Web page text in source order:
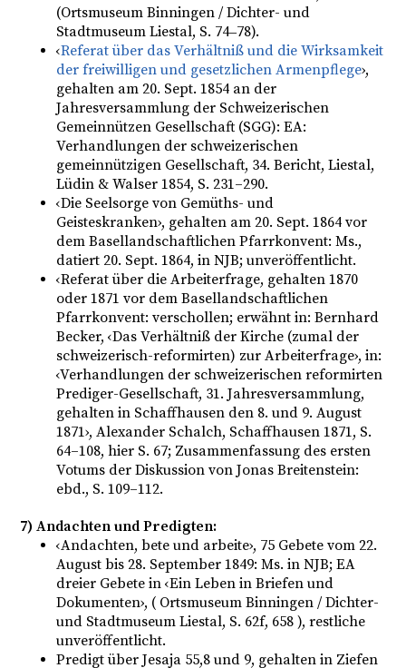
(Ortsmuseum Binningen / Dichter- und
Stadtmuseum Liestal, S. 74‒78).
‹Referat über das Verhältniß und die Wirksamkeit
der freiwilligen und gesetzlichen Armenpflege›,
gehalten am 20. Sept. 1854 an der
Jahresversammlung der Schweizerischen
Gemeinnützen Gesellschaft (SGG): EA:
Verhandlungen der schweizerischen
gemeinnützigen Gesellschaft, 34. Bericht, Liestal,
Lüdin & Walser 1854, S. 231–290.
‹Die Seelsorge von Gemüths- und
Geisteskranken›, gehalten am 20. Sept. 1864 vor
dem Basellandschaftlichen Pfarrkonvent: Ms.,
datiert 20. Sept. 1864, in NJB; unveröffentlicht.
‹Referat über die Arbeiterfrage, gehalten 1870
oder 1871 vor dem Basellandschaftlichen
Pfarrkonvent: verschollen; erwähnt in: Bernhard
Becker, ‹Das Verhältniß der Kirche (zumal der
schweizerisch-reformirten) zur Arbeiterfrage›, in:
‹Verhandlungen der schweizerischen reformirten
Prediger-Gesellschaft, 31. Jahresversammlung,
gehalten in Schaffhausen den 8. und 9. August
1871›, Alexander Schalch, Schaffhausen 1871, S.
64–108, hier S. 67; Zusammenfassung des ersten
Votums der Diskussion von Jonas Breitenstein:
ebd., S. 109–112.
7) Andachten und Predigten:
‹Andachten, bete und arbeite›, 75 Gebete vom 22.
August bis 28. September 1849: Ms. in NJB; EA
dreier Gebete in ‹Ein Leben in Briefen und
Dokumenten›, ( Ortsmuseum Binningen / Dichter-
und Stadtmuseum Liestal, S. 62f, 658 ), restliche
unveröffentlicht.
Predigt über Jesaja 55,8 und 9, gehalten in Ziefen